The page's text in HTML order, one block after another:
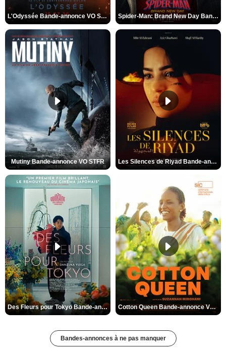
L'Odyssée Bande-annonce VO STFR Spider-Man: Brand New Day Bande-annonce VO STFR
Mutiny Bande-annonce VO STFR Les Silences de Riyad Bande-annonce VO STFR
Des Fleurs pour Tokyo Bande-annonce VO STFR Cotton Queen Bande-annonce VO STFR
Bandes-annonces à ne pas manquer